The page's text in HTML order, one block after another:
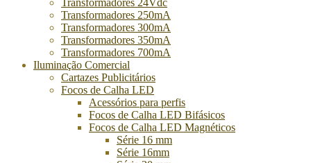
Transformadores 24Vdc
Transformadores 250mA
Transformadores 300mA
Transformadores 350mA
Transformadores 700mA
Iluminação Comercial
Cartazes Publicitários
Focos de Calha LED
Acessórios para perfis
Focos de Calha LED Bifásicos
Focos de Calha LED Magnéticos
Série 16 mm
Série 16mm